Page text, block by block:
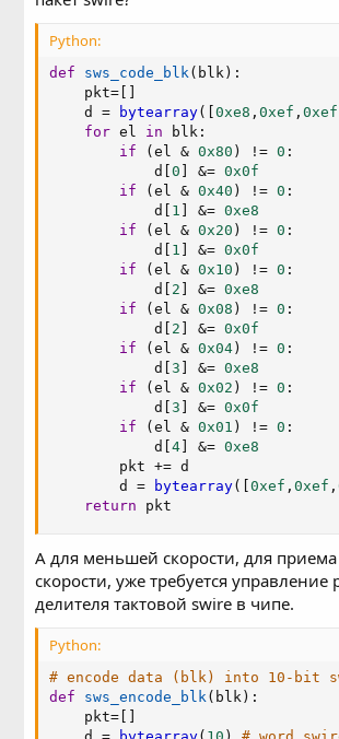
Python:
def sws_code_blk ( blk ) :
    pkt
=
    d
= bytearray( [0xe8 ,0xef ,0xef
for el in blk :
if
(el & 0x80 ) != 0 :
            d
[0 &= 0x0f
if
(el & 0x40 ) != 0 :
            d
1 &= 0xe8
if
(el & 0x20 ) != 0 :
            d
1 &= 0x0f
if
(el & 0x10 ) != 0 :
            d
2 &= 0xe8
if
(el & 0x08 ) != 0 :
            d
2 &= 0x0f
if
(el & 0x04 ) != 0 :
            d
[3 &= 0xe8
if
(el & 0x02 ) != 0 :
            d
[3 &= 0x0f
if
(el & 0x01 ) != 0 :
            d
[4 &= 0xe8
        pkt
+= d
        d
= bytearray( [0xef ,0xef ,
return pkt
А для меньшей скорости, для
скорости, уже требуется управление
делителя тактовой swire в чипе.
Python:
# encode data (blk) into 10-bit
def
sws_encode_blk( blk ) :
    pkt
=